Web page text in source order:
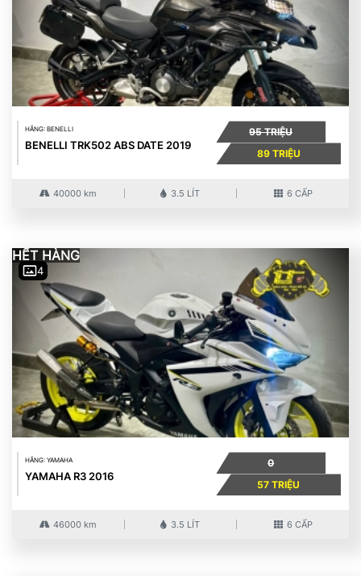
HÃNG: BENELLI
BENELLI TRK502 ABS DATE 2019
95 TRIỆU
89 TRIỆU
40000 km 3.5 LÍT 6 CẤP
4
HẾT HÀNG
HÃNG: YAMAHA
YAMAHA R3 2016
0
57 TRIỆU
46000 km 3.5 LÍT 6 CẤP